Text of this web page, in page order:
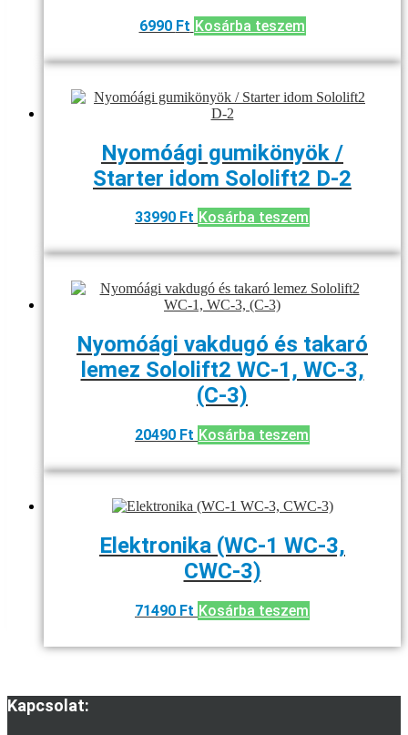
6990 Ft Kosárba teszem
Nyomóági gumikönyök /
Starter idom Sololift2 D-2
33990 Ft Kosárba teszem
Nyomóági vakdugó és takaró
lemez Sololift2 WC-1, WC-3,
(C-3)
20490 Ft Kosárba teszem
Elektronika (WC-1 WC-3,
CWC-3)
71490 Ft Kosárba teszem
Kapcsolat: